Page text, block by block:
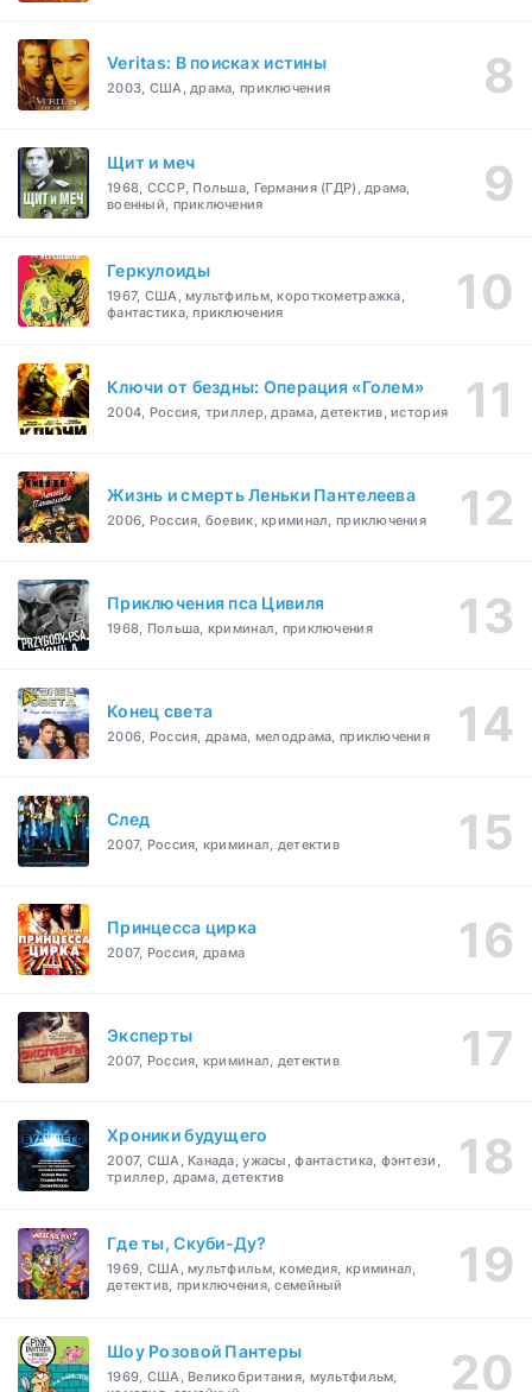
Veritas: В поисках истины
2003, США, драма, приключения
Щит и меч
1968, СССР, Польша, Германия (ГДР), драма,
военный, приключения
Геркулоиды
1967, США, мультфильм, короткометражка,
фантастика, приключения
Ключи от бездны: Операция «Голем»
2004, Россия, триллер, драма, детектив, история
Жизнь и смерть Леньки Пантелеева
2006, Россия, боевик, криминал, приключения
Приключения пса Цивиля
1968, Польша, криминал, приключения
Конец света
2006, Россия, драма, мелодрама, приключения
След
2007, Россия, криминал, детектив
Принцесса цирка
2007, Россия, драма
Эксперты
2007, Россия, криминал, детектив
Хроники будущего
2007, США, Канада, ужасы, фантастика, фэнтези,
триллер, драма, детектив
Где ты, Скуби-Ду?
1969, США, мультфильм, комедия, криминал,
детектив, приключения, семейный
Шоу Розовой Пантеры
1969, США, Великобритания, мультфильм,